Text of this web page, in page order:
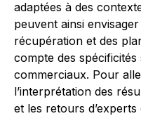
adaptées à des
peuvent ainsi
récupération et des
compte des
commerciaux. Pour
l’interprétation des
et les retours